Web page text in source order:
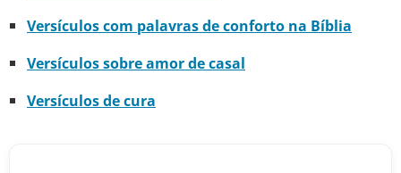
Versículos com palavras de conforto na Bíblia
Versículos sobre amor de casal
Versículos de cura